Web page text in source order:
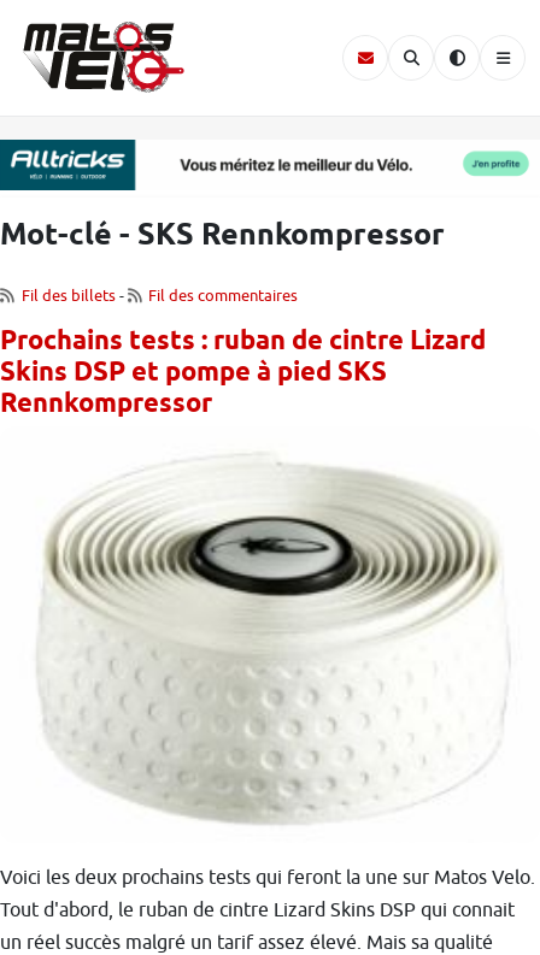
Mot-clé - SKS Rennkompressor
Fil des billets- Fil des commentaires
Prochains tests : ruban de cintre Lizard
Skins DSP et pompe à pied SKS
Rennkompressor
Voici les deux prochains tests qui feront la une sur Matos Velo.
Tout d'abord, le ruban de cintre Lizard Skins DSP qui connait
un réel succès malgré un tarif assez élevé. Mais sa qualité